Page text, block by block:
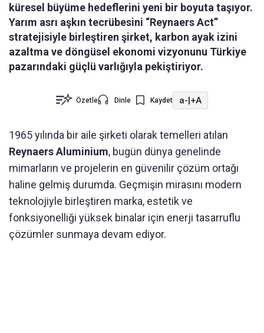
küresel büyüme hedeflerini yeni bir boyuta taşıyor.
Yarım asrı aşkın tecrübesini “Reynaers Act”
stratejisiyle birleştiren şirket, karbon ayak izini
azaltma ve döngüsel ekonomi vizyonunu Türkiye
pazarındaki güçlü varlığıyla pekiştiriyor.
Özetle Dinle Kaydet a-|+A
1965 yılında bir aile şirketi olarak temelleri atılan
Reynaers Aluminium, bugün dünya genelinde
mimarların ve projelerin en güvenilir çözüm ortağı
haline gelmiş durumda. Geçmişin mirasını modern
teknolojiyle birleştiren marka, estetik ve
fonksiyonelliği yüksek binalar için enerji tasarruflu
çözümler sunmaya devam ediyor.